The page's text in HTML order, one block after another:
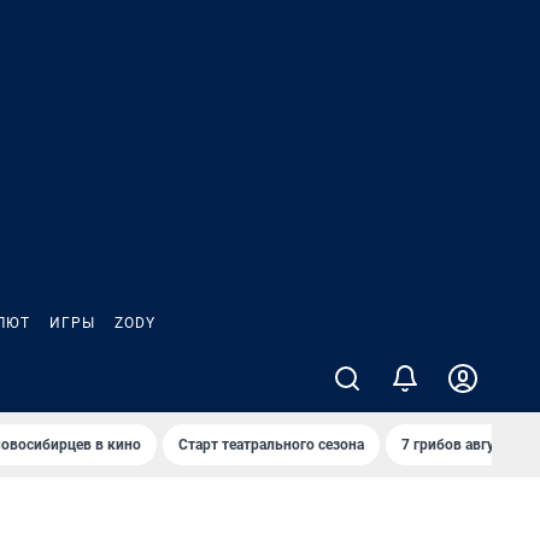
ИГРЫ ZODY
в кино Старт театрального сезона 7 грибов августа